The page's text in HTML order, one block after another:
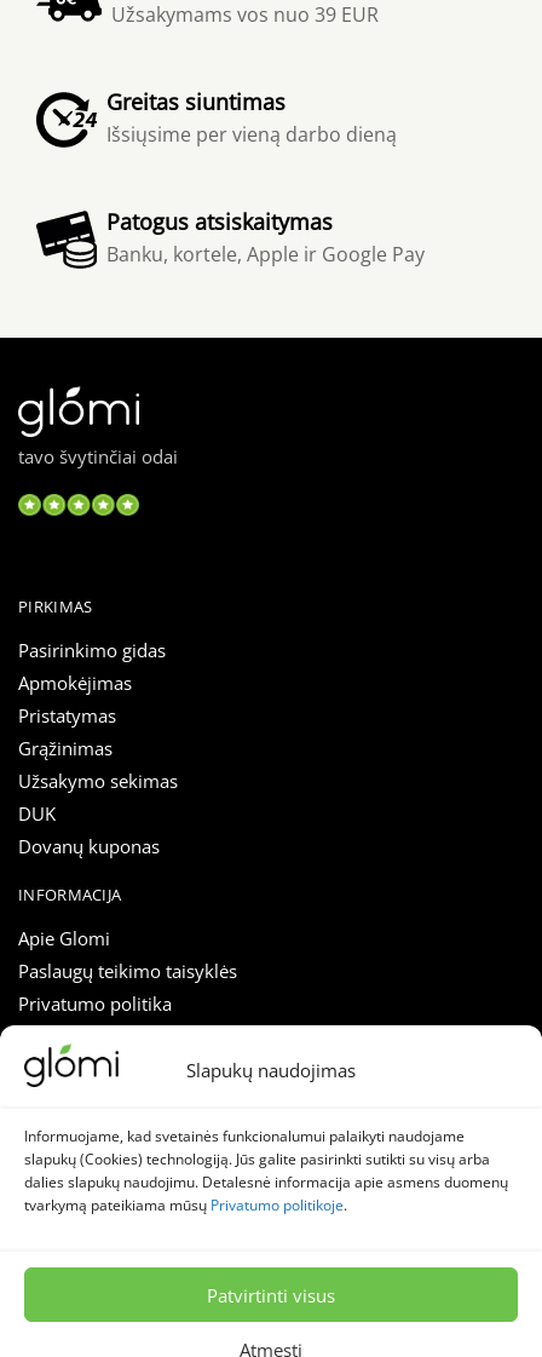
Slapukų naudojimas
Informuojame, kad svetainės funkcionalumui palaikyti naudojame
slapukų (Cookies) technologiją. Jūs galite pasirinkti sutikti su visų arba
dalies slapukų naudojimu. Detalesnė informacija apie asmens duomenų
tvarkymą pateikiama mūsų Privatumo politikoje.
Patvirtinti visus
Atmesti
Nuolaidos tiesiai į el. paštą!
El.
paštas
*
Užsakymams vos nuo 39 EUR
Greitas siuntimas
Išsiųsime per vieną darbo dieną
Patogus atsiskaitymas
Banku, kortele, Apple ir Google Pay
tavo švytinčiai odai
PIRKIMAS
Pasirinkimo gidas
Apmokėjimas
Pristatymas
Grąžinimas
Užsakymo sekimas
DUK
Dovanų kuponas
INFORMACIJA
Apie Glomi
Paslaugų teikimo taisyklės
Privatumo politika
Atsiliepimai
Susisiekti
SEKITE MUS
© 2026 Stella lumina, MB – Glomi.lt